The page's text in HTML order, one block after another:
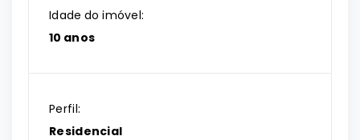
Idade do imóvel:
10 anos
Perfil:
Residencial